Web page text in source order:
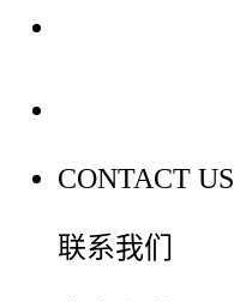
CONTACT US
联系我们